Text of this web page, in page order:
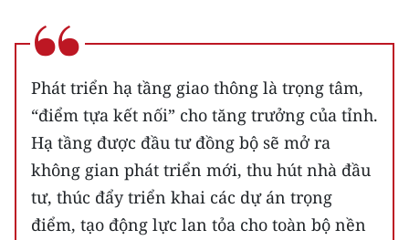
Phát triển hạ tầng giao thông là trọng tâm,
“điểm tựa kết nối” cho tăng trưởng của tỉnh.
Hạ tầng được đầu tư đồng bộ sẽ mở ra
không gian phát triển mới, thu hút nhà đầu
tư, thúc đẩy triển khai các dự án trọng
điểm, tạo động lực lan tỏa cho toàn bộ nền